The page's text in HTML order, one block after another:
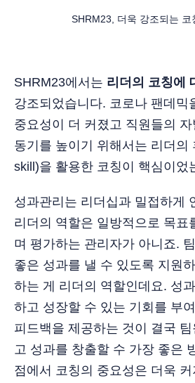
SHRM23, 더욱 강조되는 코
SHRM23에서는 리더의 코칭에
강조되었습니다. 코로나 팬데믹
중요성이 더 커졌고 직원들의
동기를 높이기 위해서는 리더의
skill)을 활용한 코칭이 핵심이었
성과관리는 리더십과 밀접하게
리더의 역할은 일방적으로 목표
며 평가하는 관리자가 아니죠.
좋은 성과를 낼 수 있도록 지원
하는 게 리더의 역할인데요. 성
하고 성장할 수 있는 기회를 부
피드백을 제공하는 것이 결국 팀
고 성과를 창출할 수 가장 좋은
점에서 코칭의 중요성은 더욱 커